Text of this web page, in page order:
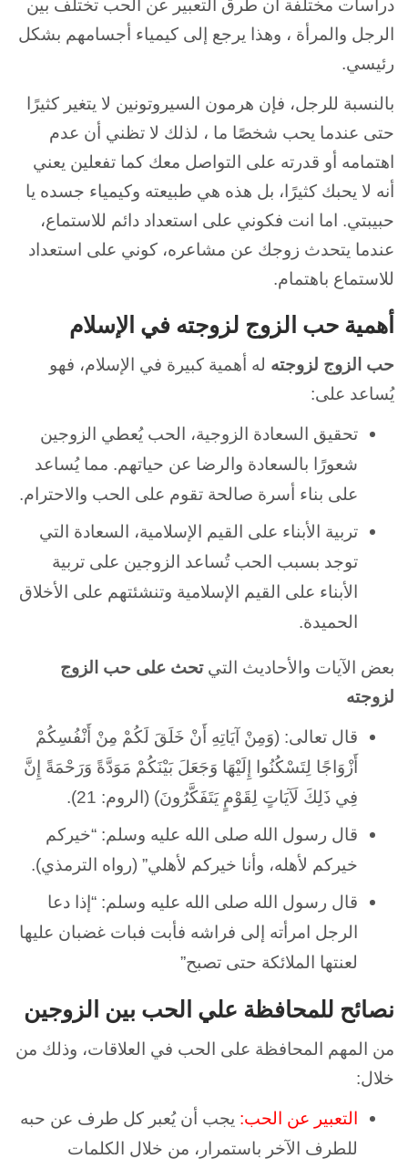
دراسات مختلفة أن طرق التعبير عن الحب تختلف بين
الرجل والمرأة ، وهذا يرجع إلى كيمياء أجسامهم بشكل
رئيسي.
بالنسبة للرجل، فإن هرمون السيروتونين لا يتغير كثيرًا
حتى عندما يحب شخصًا ما ، لذلك لا تظني أن عدم
اهتمامه أو قدرته على التواصل معك كما تفعلين يعني
أنه لا يحبك كثيرًا، بل هذه هي طبيعته وكيمياء جسده يا
حبيبتي. اما انت فكوني على استعداد دائم للاستماع،
عندما يتحدث زوجك عن مشاعره، كوني على استعداد
للاستماع باهتمام.
أهمية حب الزوج لزوجته في الإسلام
حب الزوج لزوجته له أهمية كبيرة في الإسلام، فهو
يُساعد على:
تحقيق السعادة الزوجية، الحب يُعطي الزوجين
شعورًا بالسعادة والرضا عن حياتهم. مما يُساعد
على بناء أسرة صالحة تقوم على الحب والاحترام.
تربية الأبناء على القيم الإسلامية، السعادة التي
توجد بسبب الحب تُساعد الزوجين على تربية
الأبناء على القيم الإسلامية وتنشئتهم على الأخلاق
الحميدة.
بعض الآيات والأحاديث التيتحث على حب الزوج
لزوجته
قال تعالى: (وَمِنْ آيَاتِهِ أَنْ خَلَقَ لَكُمْ مِنْ أَنْفُسِكُمْ
أَزْوَاجًا لِتَسْكُنُوا إِلَيْهَا وَجَعَلَ بَيْنَكُمْ مَوَدَّةً وَرَحْمَةً إِنَّ
فِي ذَلِكَ لَآيَاتٍ لِقَوْمٍ يَتَفَكَّرُونَ) (الروم: 21).
قال رسول الله صلى الله عليه وسلم: “خيركم
خيركم لأهله، وأنا خيركم لأهلي” (رواه الترمذي).
قال رسول الله صلى الله عليه وسلم: “إذا دعا
الرجل امرأته إلى فراشه فأبت فبات غضبان عليها
لعنتها الملائكة حتى تصبح”
نصائح للمحافظة علي الحب بين الزوجين
من المهم المحافظة على الحب في العلاقات، وذلك من
خلال:
التعبير عن الحب: يجب أن يُعبر كل طرف عن حبه
للطرف الآخر باستمرار، من خلال الكلمات